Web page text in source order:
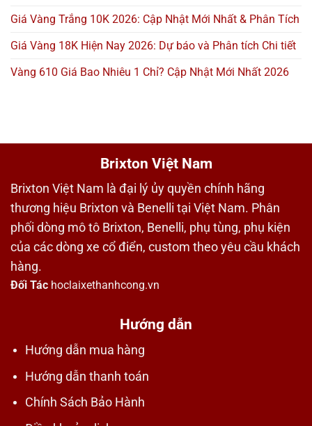
Giá Vàng Trắng 10K 2026: Cập Nhật Mới Nhất & Phân Tích
Giá Vàng 18K Hiện Nay 2026: Dự báo và Phân tích Chi tiết
Vàng 610 Giá Bao Nhiêu 1 Chỉ? Cập Nhật Mới Nhất 2026
Brixton Việt Nam
Brixton Việt Nam là đại lý ủy quyền chính hãng
thương hiệu Brixton và Benelli tại Việt Nam. Phân
phối dòng mô tô Brixton, Benelli, phụ tùng, phụ kiện
của các dòng xe cổ điển, custom theo yêu cầu khách
hàng.
Đối Tác hoclaixethanhcong.vn
Hướng dẫn
Hướng dẫn mua hàng
Hướng dẫn thanh toán
Chính Sách Bảo Hành